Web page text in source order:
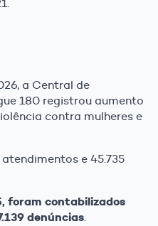
a Central de
180 registrou aumento
contra mulheres e
e 45.735
foram contabilizados
denúncias.